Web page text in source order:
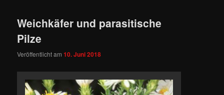
springen
Weichkäfer und parasitische
Pilze
Veröffentlicht am10. Juni 2018